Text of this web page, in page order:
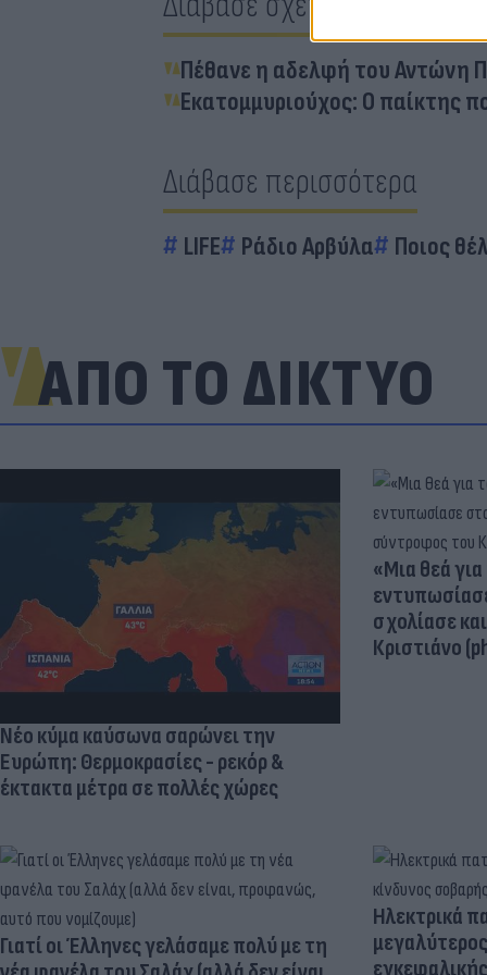
Πέθανε η αδελφή του Αντώνη
Εκατομμυριούχος: Ο παίκτης
Διάβασε περισσότερα
LIFE Ράδιο Αρβύλα Ποιος
ΑΠΟ ΤΟ ΔΙΚΤΥΟ
Νέο κύμα καύσωνα σαρώνει την
Ευρώπη: Θερμοκρασίες - ρεκόρ &
έκτακτα μέτρα σε πολλές χώρες
«Μια θεά
σχολίασε
Κριστιάνο
Γιατί οι Έλληνες γελάσαμε πολύ με τη
Ηλεκτρικά